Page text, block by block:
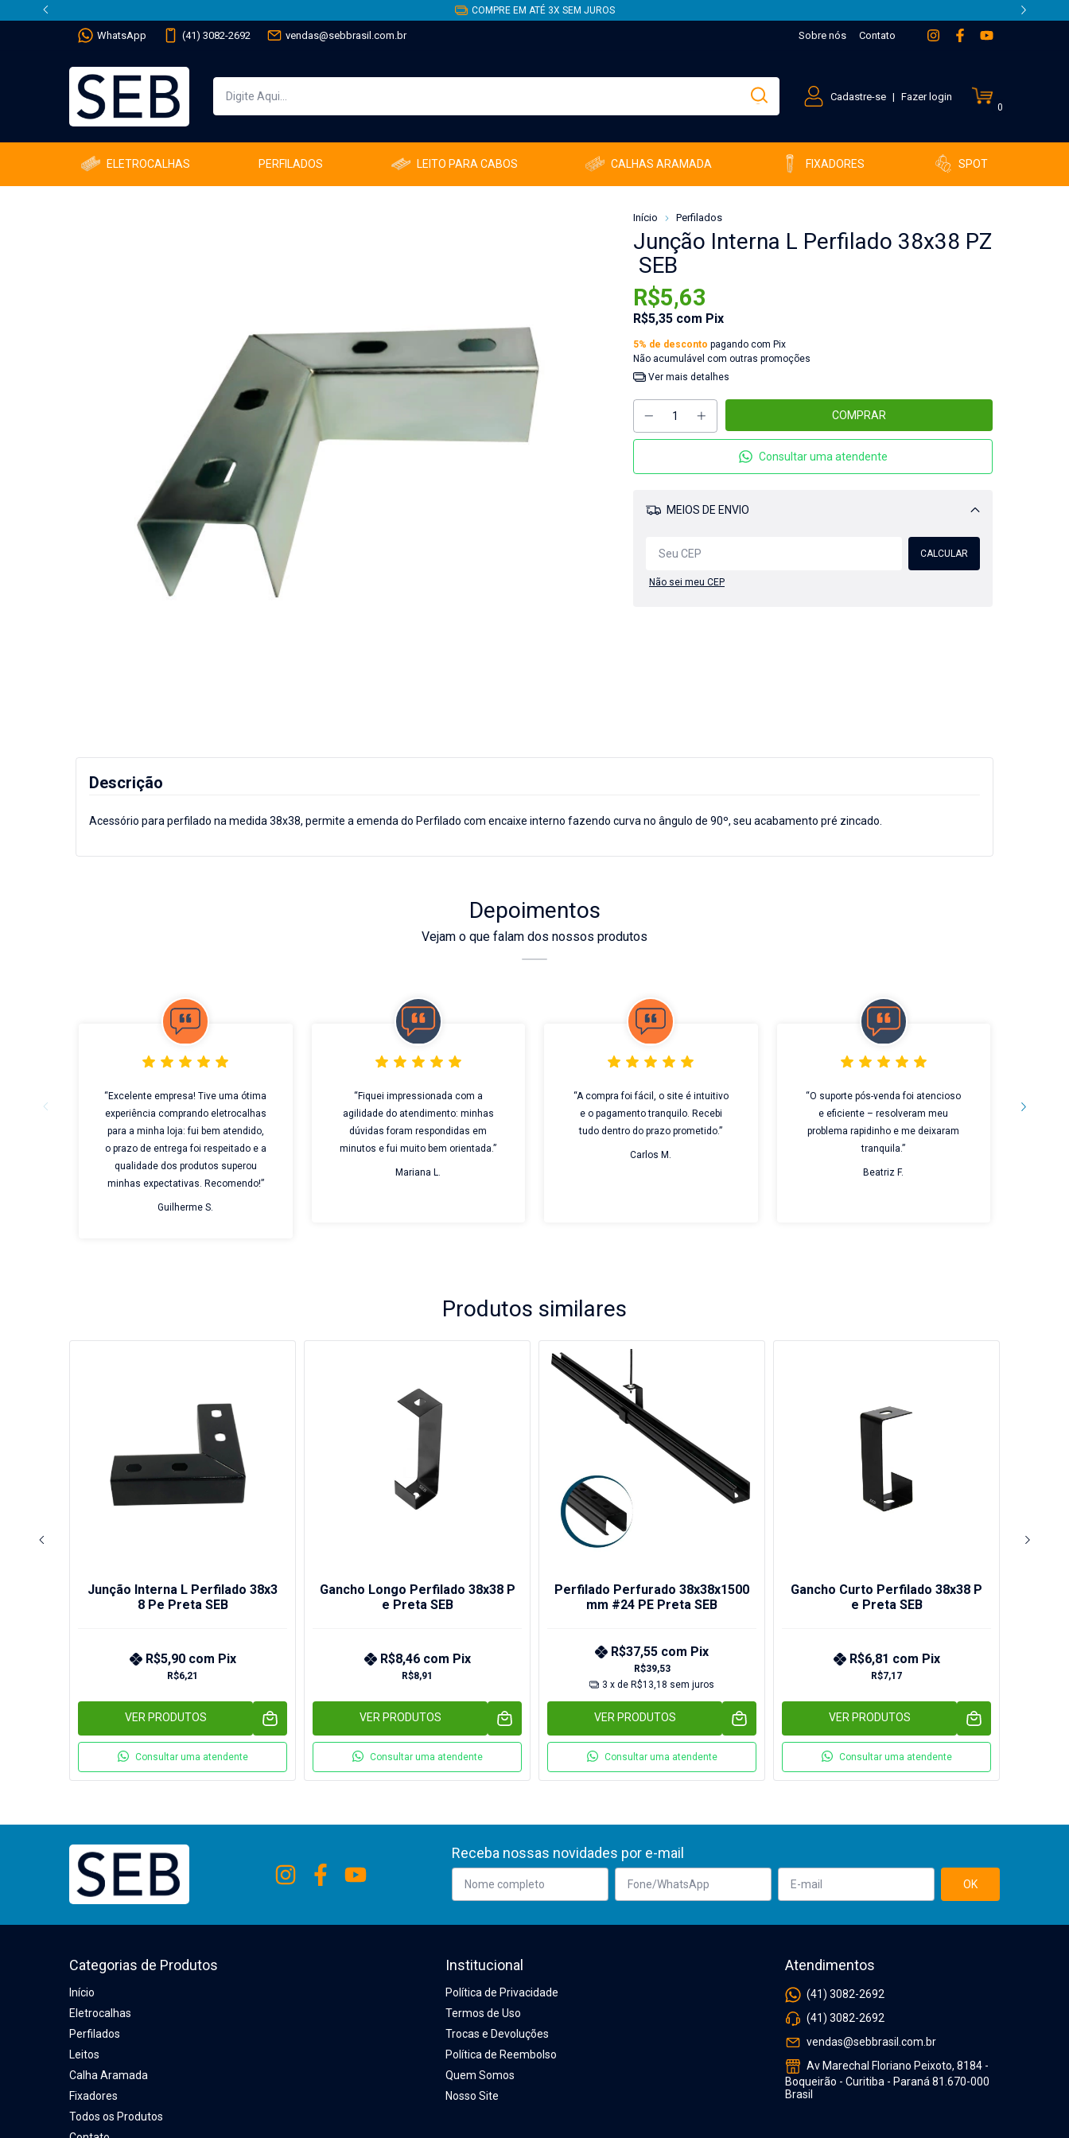
COMPRE EM ATÉ 3X SEM JUROS
WhatsApp (41) 3082-2692 vendas@sebbrasil.com.br Sobre nós Contato
Cadastre-se | Fazer login
0
ELETROCALHAS PERFILADOS LEITO PARA CABOS CALHAS ARAMADA FIXADORES SPOT
Início Perfilados
Junção Interna L Perfilado 38x38 PZ
SEB
R$5,63
R$5,35 com Pix
5% de desconto pagando com Pix
Não acumulável com outras promoções
Ver mais detalhes
Consultar uma atendente
MEIOS DE ENVIO
Alterar CEP
CALCULAR
Não sei meu CEP
Descrição
Acessório para perfilado na medida 38x38, permite a emenda do Perfilado com encaixe interno fazendo curva no ângulo de 90º, seu acabamento pré zincado.
Depoimentos
Vejam o que falam dos nossos produtos
“Excelente empresa! Tive uma ótima
experiência comprando eletrocalhas
para a minha loja: fui bem atendido,
o prazo de entrega foi respeitado e a
qualidade dos produtos superou
minhas expectativas. Recomendo!”
Guilherme S.
“Fiquei impressionada com a
agilidade do atendimento: minhas
dúvidas foram respondidas em
minutos e fui muito bem orientada.”
Mariana L.
“A compra foi fácil, o site é intuitivo
e o pagamento tranquilo. Recebi
tudo dentro do prazo prometido.”
Carlos M.
“O suporte pós-venda foi atencioso
e eficiente – resolveram meu
problema rapidinho e me deixaram
tranquila.”
Beatriz F.
Produtos similares
Junção Interna L Perfilado 38x3
8 Pe Preta SEB
R$6,21
R$5,90 com Pix
VER PRODUTOS
Consultar uma atendente
Gancho Longo Perfilado 38x38 P
e Preta SEB
R$8,91
R$8,46 com Pix
VER PRODUTOS
Consultar uma atendente
Perfilado Perfurado 38x38x1500
mm #24 PE Preta SEB
R$39,53
R$37,55 com Pix
3 x de R$13,18 sem juros
VER PRODUTOS
Consultar uma atendente
Gancho Curto Perfilado 38x38 P
e Preta SEB
R$7,17
R$6,81 com Pix
VER PRODUTOS
Consultar uma atendente
Receba nossas novidades por e-mail
Categorias de Produtos
Início
Eletrocalhas
Perfilados
Leitos
Calha Aramada
Fixadores
Todos os Produtos
Institucional
Política de Privacidade
Termos de Uso
Trocas e Devoluções
Política de Reembolso
Quem Somos
Nosso Site
Atendimentos
(41) 3082-2692
(41) 3082-2692
vendas@sebbrasil.com.br
Av Marechal Floriano Peixoto, 8184 -
Boqueirão - Curitiba - Paraná 81.670-000
Brasil